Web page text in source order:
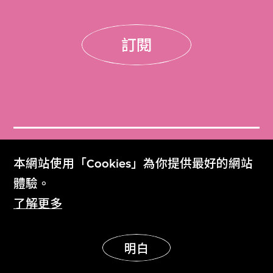
本網站使用「Cookies」為你提供最好的網站
體驗。
了解更多
明白
訂閱
門票
Get Tickets
M+雜誌